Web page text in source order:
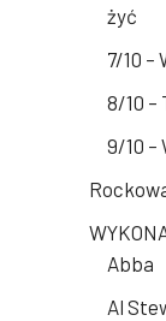
żyć
7/10 –
8/10 –
9/10 –
Abba
Al